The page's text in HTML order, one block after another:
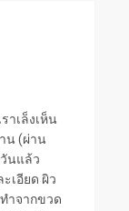
าเล็งเห็น
น (ผ่าน
นแล้ว
เอียด ผิว
ำจากขวด